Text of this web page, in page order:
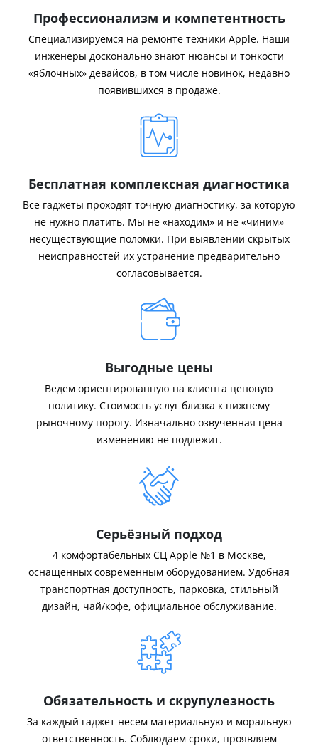
Профессионализм и компетентность
Специализируемся на ремонте техники Apple. Наши
инженеры досконально знают нюансы и тонкости
«яблочных» девайсов, в том числе новинок, недавно
появившихся в продаже.
Бесплатная комплексная диагностика
Все гаджеты проходят точную диагностику, за которую
не нужно платить. Мы не «находим» и не «чиним»
несуществующие поломки. При выявлении скрытых
неисправностей их устранение предварительно
согласовывается.
Выгодные цены
Ведем ориентированную на клиента ценовую
политику. Стоимость услуг близка к нижнему
рыночному порогу. Изначально озвученная цена
изменению не подлежит.
Серьёзный подход
4 комфортабельных СЦ Apple №1 в Москве,
оснащенных современным оборудованием. Удобная
транспортная доступность, парковка, стильный
дизайн, чай/кофе, официальное обслуживание.
Обязательность и скрупулезность
За каждый гаджет несем материальную и моральную
ответственность. Соблюдаем сроки, проявляем